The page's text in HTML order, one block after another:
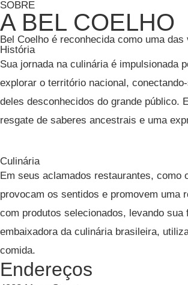
SOBRE
A BEL COELHO
Bel Coelho é reconhecida como uma
História
Sua jornada na culinária é impulsionada
explorar o território nacional,
deles desconhecidos do grande público.
resgate de saberes ancestrais e uma
Culinária
Em seus aclamados restaurantes, como
provocam os sentidos e promovem uma
com produtos selecionados, levando
embaixadora da culinária brasileira,
comida.
Endereços